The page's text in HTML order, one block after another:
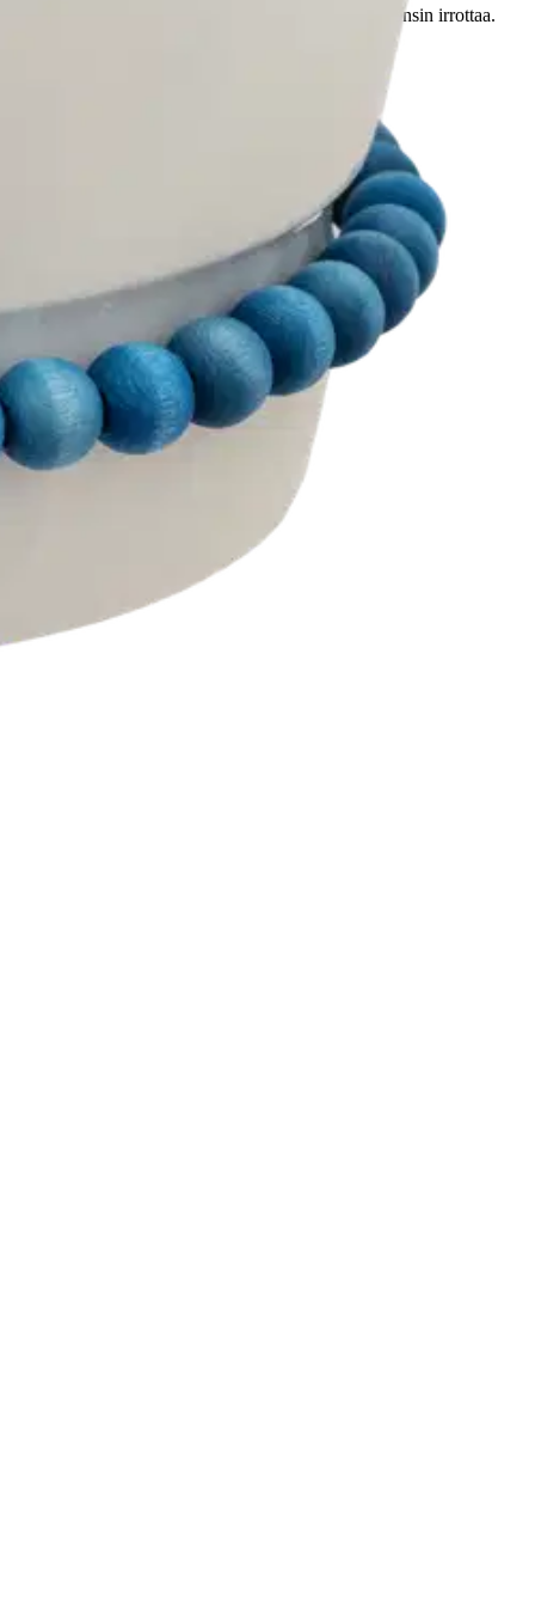
ja mikroaaltouunin kestävä, kunhan kranssin ensin irrottaa.